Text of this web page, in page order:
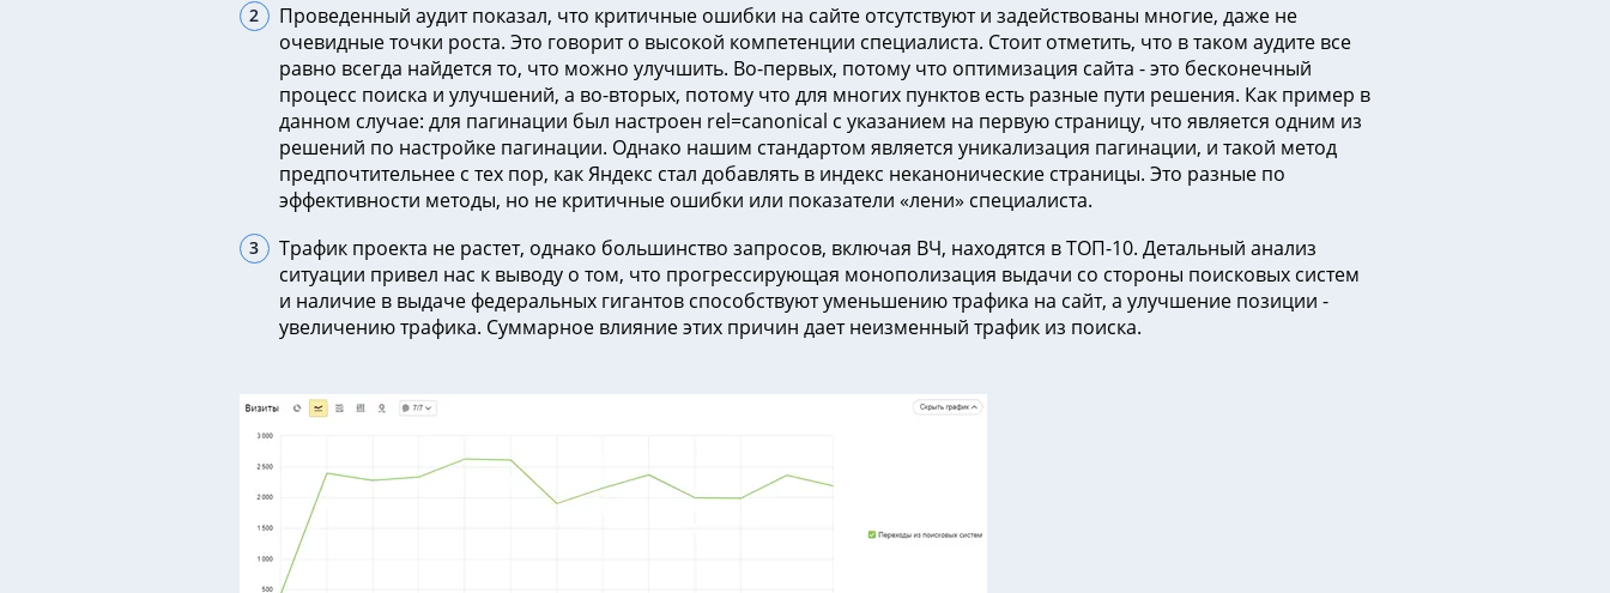
Проведенный аудит показал, что критичные ошибки на сайте отсутствуют и задействованы многие, даже не
очевидные точки роста. Это говорит о высокой компетенции специалиста. Стоит отметить, что в таком аудите все
равно всегда найдется то, что можно улучшить. Во-первых, потому что оптимизация сайта - это бесконечный
процесс поиска и улучшений, а во-вторых, потому что для многих пунктов есть разные пути решения. Как пример в
данном случае: для пагинации был настроен rel=canonical с указанием на первую страницу, что является одним из
решений по настройке пагинации. Однако нашим стандартом является уникализация пагинации, и такой метод
предпочтительнее с тех пор, как Яндекс стал добавлять в индекс неканонические страницы. Это разные по
эффективности методы, но не критичные ошибки или показатели «лени» специалиста.
Трафик проекта не растет, однако большинство запросов, включая ВЧ, находятся в ТОП-10. Детальный анализ
ситуации привел нас к выводу о том, что прогрессирующая монополизация выдачи со стороны поисковых систем
и наличие в выдаче федеральных гигантов способствуют уменьшению трафика на сайт, а улучшение позиции -
увеличению трафика. Суммарное влияние этих причин дает неизменный трафик из поиска.